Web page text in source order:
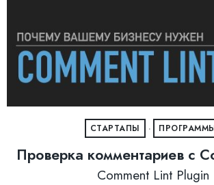
СТАРТАПЫ ·
Проверка комментариев с
Comment Lint Plugin